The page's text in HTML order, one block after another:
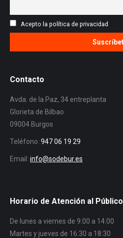
Acepto la política de privacidad
Contacto
Avda. de la Paz, 34 entreplanta
Glorieta de Bilbao
09004 Burgos
Teléfono: 947 06 19 29
Email: info@sodebur.es
Horario de Atención al Público
De lunes a viernes de 9:00 a 14:00
Martes y jueves de 16:30 a 18:30